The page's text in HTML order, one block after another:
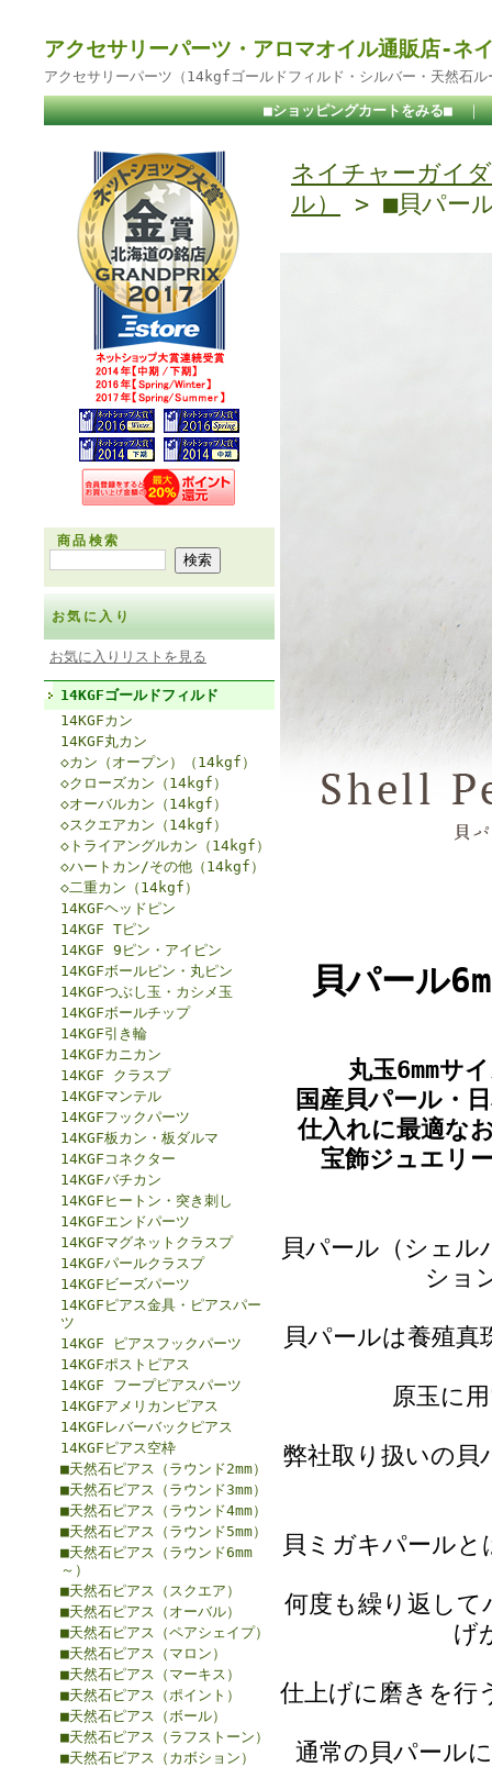
アクセサリーパーツ・アロマオイル通販店-ネ
アクセサリーパーツ（14kgfゴールドフィルド・シルバー・天然石
■ショッピングカートをみる■ ｜
商品検索
お気に入り
お気に入りリストを見る
14KGFゴールドフィルド
14KGFカン
14KGF丸カン
◇カン（オープン）（14kgf）
◇クローズカン（14kgf）
◇オーバルカン（14kgf）
◇スクエアカン（14kgf）
◇トライアングルカン（14kgf）
◇ハートカン/その他（14kgf）
◇二重カン（14kgf）
14KGFヘッドピン
14KGF Tピン
14KGF 9ピン・アイピン
14KGFボールピン・丸ピン
14KGFつぶし玉・カシメ玉
14KGFボールチップ
14KGF引き輪
14KGFカニカン
14KGF クラスプ
14KGFマンテル
14KGFフックパーツ
14KGF板カン・板ダルマ
14KGFコネクター
14KGFバチカン
14KGFヒートン・突き刺し
14KGFエンドパーツ
14KGFマグネットクラスプ
14KGFパールクラスプ
14KGFビーズパーツ
14KGFピアス金具・ピアスパー
ツ
14KGF ピアスフックパーツ
14KGFポストピアス
14KGF フープピアスパーツ
14KGFアメリカンピアス
14KGFレバーバックピアス
14KGFピアス空枠
■天然石ピアス（ラウンド2mm）
■天然石ピアス（ラウンド3mm）
■天然石ピアス（ラウンド4mm）
■天然石ピアス（ラウンド5mm）
■天然石ピアス（ラウンド6mm
～）
■天然石ピアス（スクエア）
■天然石ピアス（オーバル）
■天然石ピアス（ペアシェイプ）
■天然石ピアス（マロン）
■天然石ピアス（マーキス）
■天然石ピアス（ポイント）
■天然石ピアス（ボール）
■天然石ピアス（ラフストーン）
■天然石ピアス（カボション）
ネイチャーガイ
ル）
> ■貝パー
貝パール
丸玉6mmサ
国産貝パール・
仕入れに最適な
宝飾ジュエリ
貝パール（シェ
ショ
貝パールは養殖
原玉に
弊社取り扱いの貝
貝ミガキパール
何度も繰り返して
げ
仕上げに磨きを行
通常の貝パール